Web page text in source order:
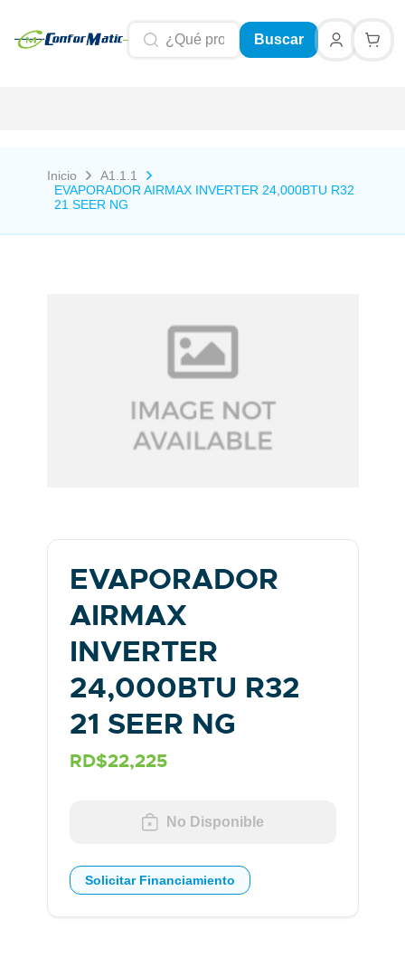
Buscar
Inicio
A1.1.1
EVAPORADOR AIRMAX INVERTER 24,000BTU R32
21 SEER NG
EVAPORADOR
AIRMAX
INVERTER
24,000BTU R32
21 SEER NG
RD$22,225
No Disponible
Solicitar Financiamiento